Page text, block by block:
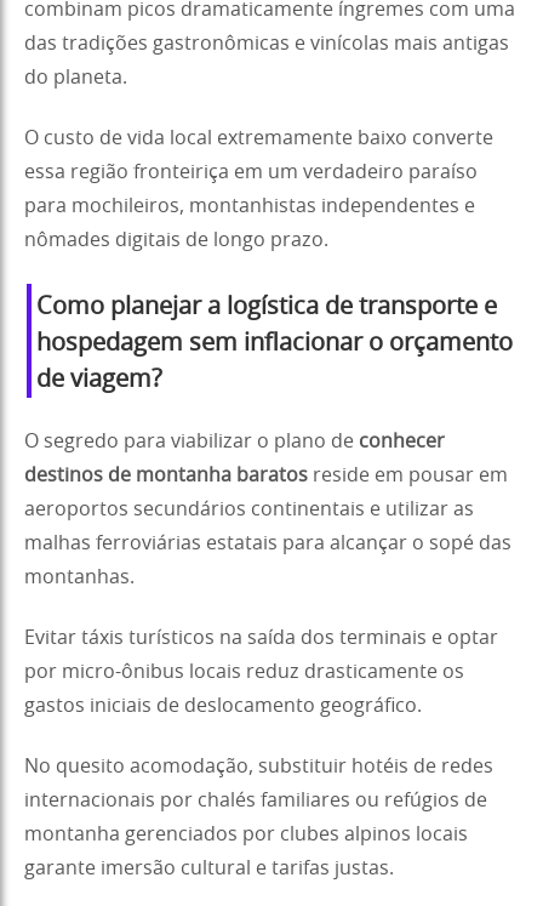
combinam picos dramaticamente íngremes com uma
das tradições gastronômicas e vinícolas mais antigas
do planeta.
O custo de vida local extremamente baixo converte
essa região fronteiriça em um verdadeiro paraíso
para mochileiros, montanhistas independentes e
nômades digitais de longo prazo.
Como planejar a logística de transporte e
hospedagem sem inflacionar o orçamento
de viagem?
O segredo para viabilizar o plano de conhecer
destinos de montanha baratos reside em pousar em
aeroportos secundários continentais e utilizar as
malhas ferroviárias estatais para alcançar o sopé das
montanhas.
Evitar táxis turísticos na saída dos terminais e optar
por micro-ônibus locais reduz drasticamente os
gastos iniciais de deslocamento geográfico.
No quesito acomodação, substituir hotéis de redes
internacionais por chalés familiares ou refúgios de
montanha gerenciados por clubes alpinos locais
garante imersão cultural e tarifas justas.